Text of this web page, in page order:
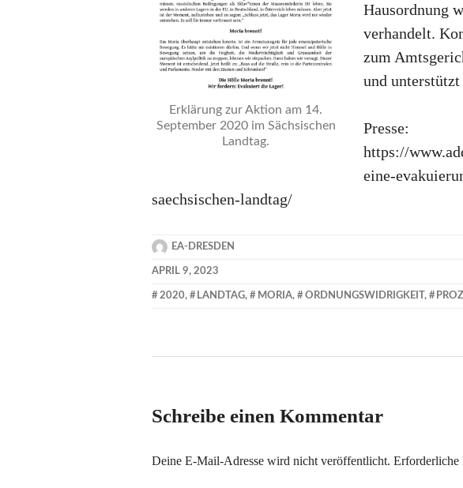
Erklärung zur Aktion am 14.
September 2020 im Sächsischen
Landtag.
Hausordnung
verhandelt.
zum
und
Presse:
https://
eine-
saechsischen-landtag/
EA-DRESDEN
APRIL 9, 2023
2020, LANDTAG, MORIA, ORDNUNGSWIDRIGKEIT,
Schreibe einen Kommentar
Deine E-Mail-Adresse wird nicht veröffentlicht. Erforderliche